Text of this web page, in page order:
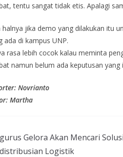
tentu sangat tidak etis. Apalagi
halnya jika demo yang dilakukan itu
ada di kampus UNP.
rasa lebih cocok kalau meminta
namun belum ada keputusan yang
Novrianto
Martha
Gelora Akan Mencari
Logistik